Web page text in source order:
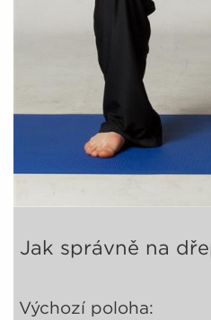
Jak správně na
Výchozí poloha: